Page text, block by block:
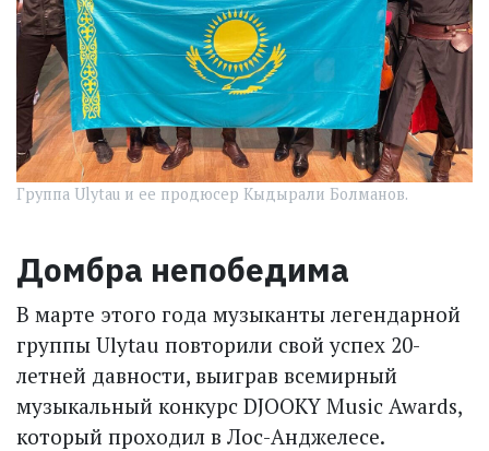
Группа Ulytau и ее продюсер Кыдырали Болманов.
Домбра непобедима
В марте этого года музыканты легендарной
группы Ulytau повторили свой успех 20-
летней давности, выиграв всемирный
музыкальный конкурс DJOOKY Music Awards,
который проходил в Лос-Анджелесе.